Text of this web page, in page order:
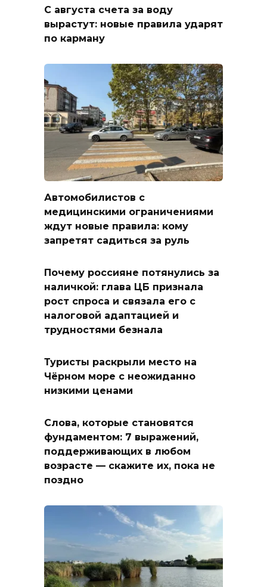
С августа счета за воду
вырастут: новые правила ударят
по карману
Автомобилистов с
медицинскими ограничениями
ждут новые правила: кому
запретят садиться за руль
Почему россияне потянулись за
наличкой: глава ЦБ признала
рост спроса и связала его с
налоговой адаптацией и
трудностями безнала
Туристы раскрыли место на
Чёрном море с неожиданно
низкими ценами
Слова, которые становятся
фундаментом: 7 выражений,
поддерживающих в любом
возрасте — скажите их, пока не
поздно